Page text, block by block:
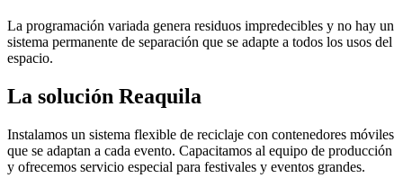
La programación variada genera residuos impredecibles y no hay un
sistema permanente de separación que se adapte a todos los usos del
espacio.
La solución Reaquila
Instalamos un sistema flexible de reciclaje con contenedores móviles
que se adaptan a cada evento. Capacitamos al equipo de producción
y ofrecemos servicio especial para festivales y eventos grandes.